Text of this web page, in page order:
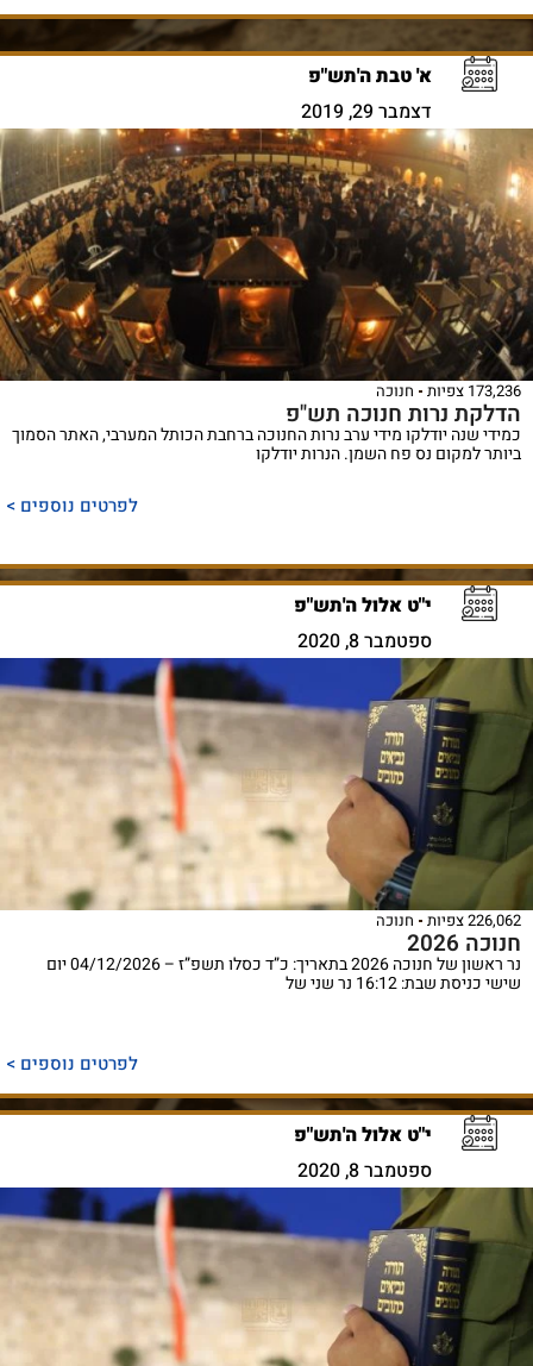
א' טבת ה'תש"פ
דצמבר 29, 2019
173,236 צפיות חנוכה
הדלקת נרות חנוכה תש"פ
כמידי שנה יודלקו מידי ערב נרות החנוכה ברחבת הכותל המערבי, האתר הסמוך
ביותר למקום נס פח השמן. הנרות יודלקו
לפרטים נוספים >
י"ט אלול ה'תש"פ
ספטמבר 8, 2020
226,062 צפיות חנוכה
חנוכה 2026
נר ראשון של חנוכה 2026 בתאריך: כ”ד כסלו תשפ”ז – 04/12/2026 יום
שישי כניסת שבת: 16:12 נר שני של
לפרטים נוספים >
י"ט אלול ה'תש"פ
ספטמבר 8, 2020